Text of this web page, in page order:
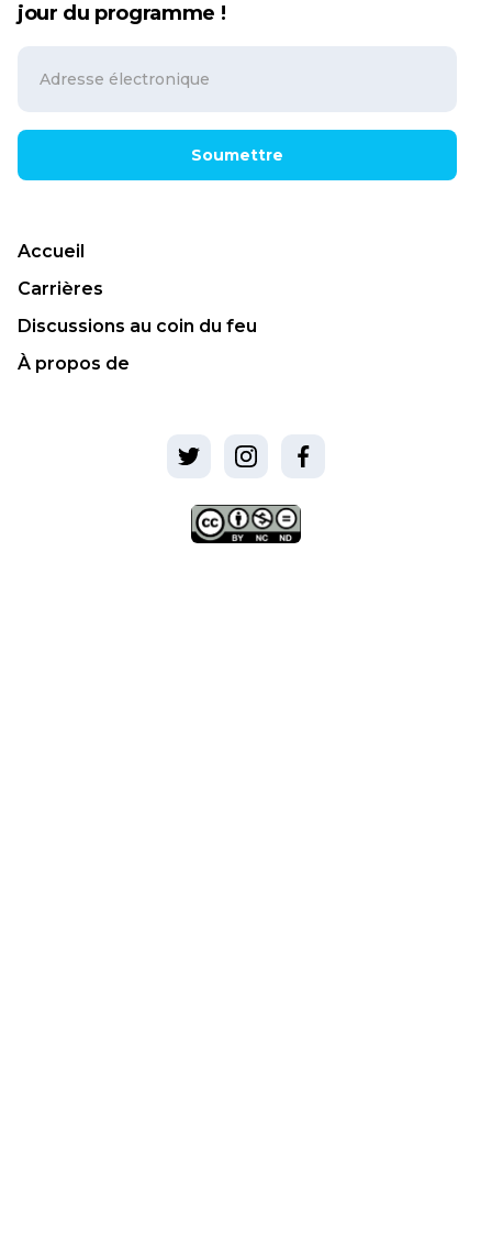
jour du programme !
Soumettre
Accueil
Carrières
Discussions au coin du feu
À propos de